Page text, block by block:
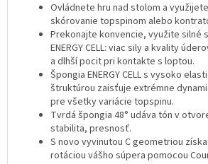
Ovládnete hru nad stolom a
skórovanie topspinom alebo
Prekonajte konvencie, využite silné
ENERGY CELL: viac sily a kvality
a dlhší pocit pri kontakte s loptou.
Špongia ENERGY CELL s vysoko
štruktúrou zaisťuje extrémne
pre všetky variácie topspinu.
Tvrdá špongia 48° udáva tón v
stabilita, presnosť.
S novo vyvinutou C geometriou
rotáciou vášho súpera pomocou